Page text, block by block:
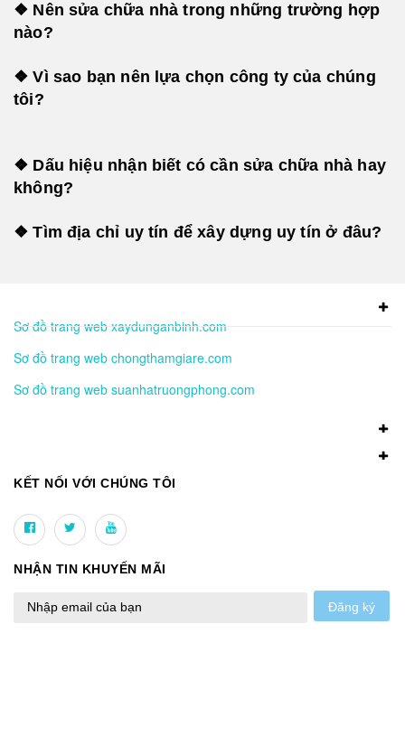
❖ Nên sửa chữa nhà trong những trường hợp
nào?
❖ Vì sao bạn nên lựa chọn công ty của chúng
tôi?
❖ Dấu hiệu nhận biết có cần sửa chữa nhà hay
không?
❖ Tìm địa chỉ uy tín để xây dựng uy tín ở đâu?
Sơ đồ trang web xaydunganbinh.com
Sơ đồ trang web chongthamgiare.com
Sơ đồ trang web suanhatruongphong.com
KẾT NỐI VỚI CHÚNG TÔI
NHẬN TIN KHUYẾN MÃI
Đăng ký